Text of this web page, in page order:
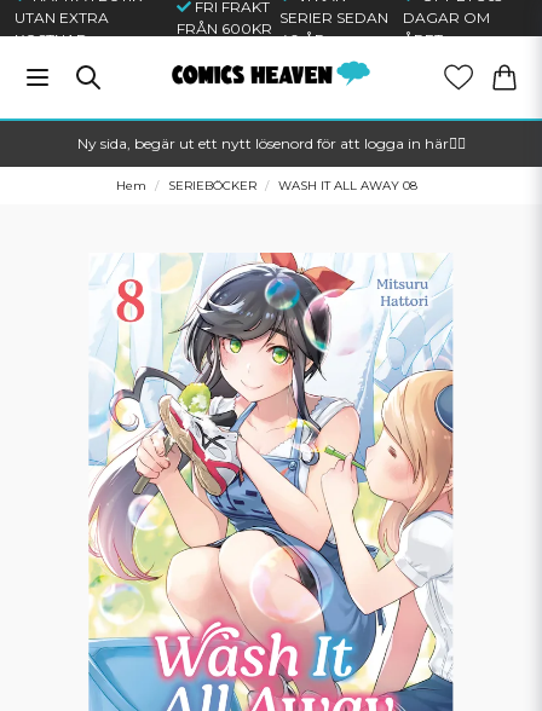
UTAN EXTRA
KOSTNAD
FRI FRAKT
FRÅN 600KR
SERIER SEDAN
40 ÅR
DAGAR OM
ÅRET
Ny sida, begär ut ett nytt lösenord för att logga in här🦸‍♂️
Hem SERIEBÖCKER WASH IT ALL AWAY 08